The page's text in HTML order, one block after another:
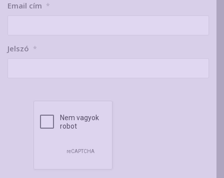
Email cím *
Jelszó *